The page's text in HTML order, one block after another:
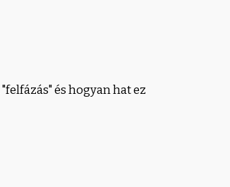
és hogyan hat ez